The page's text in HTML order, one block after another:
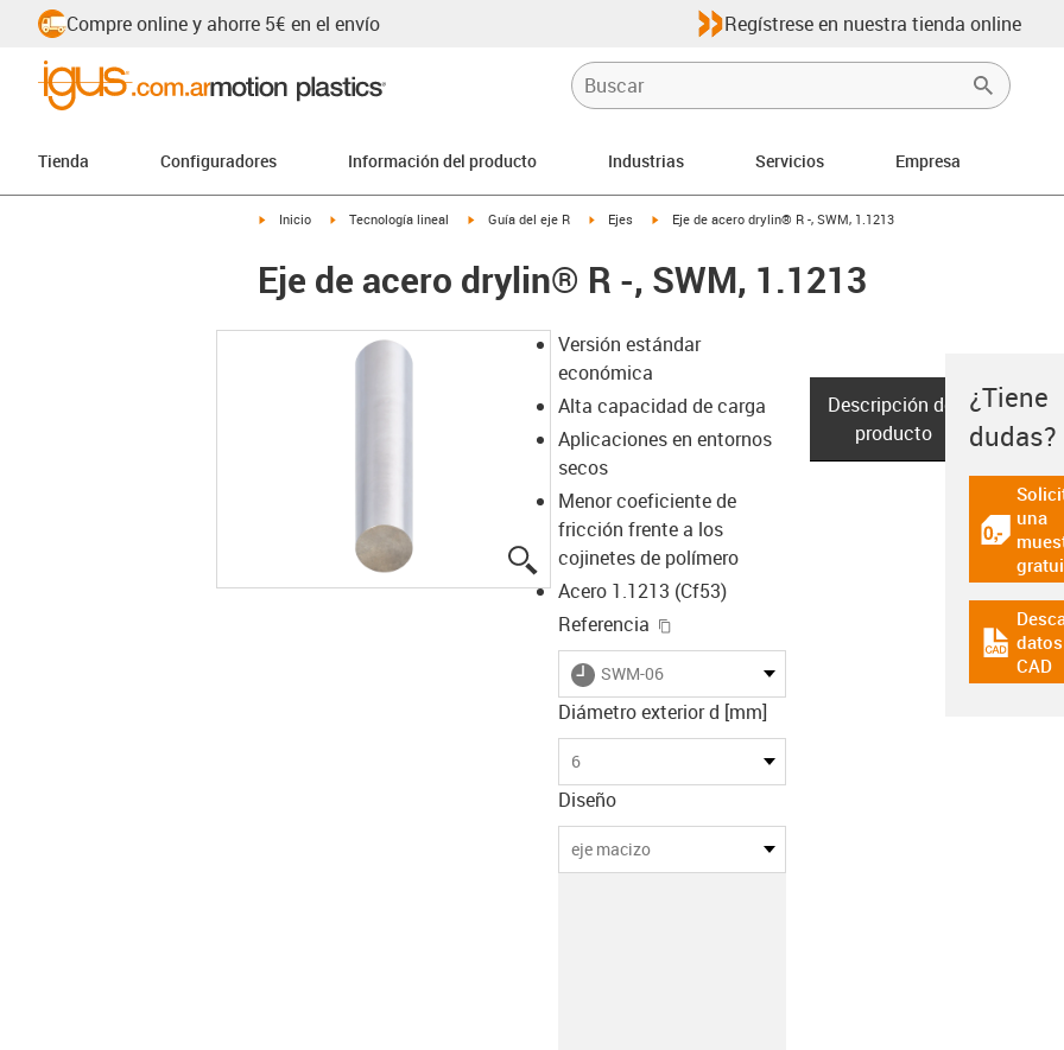
Compre online y ahorre 5€ en el envío Regístrese en nuestra tienda online
Tienda Configuradores Información del producto Industrias Servicios Empresa
igus-icon-arrow-right
Inicio igus-icon-arrow-right
Tecnología lineal igus-icon-arrow-right
Guía del eje R igus-icon-arrow-right
Ejes igus-icon-arrow-right
Eje de acero drylin® R -, SWM, 1.1213
Eje de acero drylin® R -, SWM, 1.1213
igus-icon-lupe
Versión estándar
económica
Alta capacidad de carga
Aplicaciones en entornos
secos
Menor coeficiente de
fricción frente a los
cojinetes de polímero
Acero 1.1213 (Cf53)
Referencia
igus-icon-lieferzeit
SWM-06
Diámetro exterior d [mm]
6
Diseño
eje macizo
Descripción del
producto
¿Tiene
dudas?
igus-icon-
una
igus-icon-
datos
CAD